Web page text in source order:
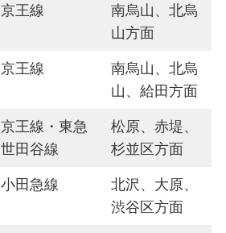
京王線
南烏山、北烏
山方面
京王線
南烏山、北烏
山、給田方面
京王線・東急
世田谷線
松原、赤堤、
杉並区方面
小田急線
北沢、大原、
渋谷区方面